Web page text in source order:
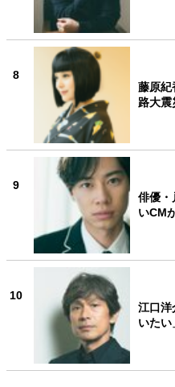
8
藤原紀
路大
9
俳優・
いCM
10
江口洋
いた